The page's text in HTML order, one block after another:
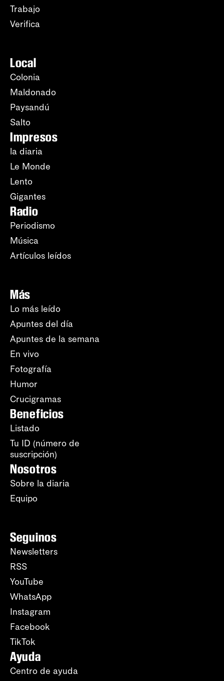
Trabajo
Verifica
Local
Colonia
Maldonado
Paysandú
Salto
Impresos
la diaria
Le Monde
Lento
Gigantes
Radio
Periodismo
Música
Artículos leídos
Más
Lo más leído
Apuntes del día
Apuntes de la semana
En vivo
Fotografía
Humor
Crucigramas
Beneficios
Listado
Tu ID (número de
suscripción)
Nosotros
Sobre la diaria
Equipo
Seguinos
Newsletters
RSS
YouTube
WhatsApp
Instagram
Facebook
TikTok
Ayuda
Centro de ayuda